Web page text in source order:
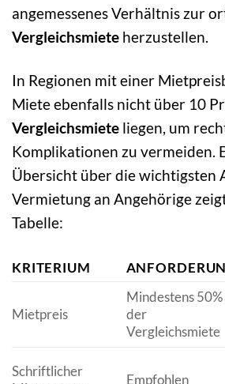
angemessenes Verhältnis zur
Vergleichsmiete herzustellen.
In Regionen mit einer
Miete ebenfalls nicht über 10
Vergleichsmiete liegen, um
Komplikationen zu vermeiden.
Übersicht über die wichtigsten
Vermietung an Angehörige
Tabelle:
KRITERIUM
Mietpreis
Mindestens 50%
der
Vergleichsmiete
Schriftlicher
Empfohlen